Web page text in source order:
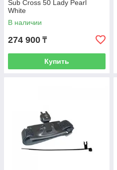
Sub Cross 50 Lady Pearl
White
В наличии
274 900 ₸
Купить